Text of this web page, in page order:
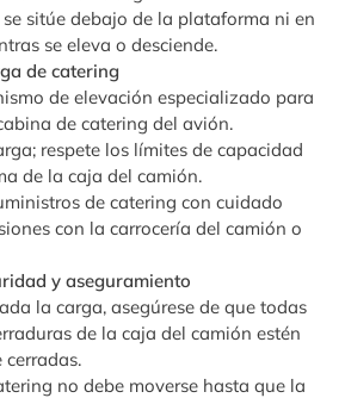
se sitúe debajo de la plataforma ni en
se eleva o desciende.
de catering
de elevación especializado para
de catering del avión.
respete los límites de capacidad
de la caja del camión.
de catering con cuidado
con la carrocería del camión o
y aseguramiento
la carga, asegúrese de que todas
de la caja del camión estén
no debe moverse hasta que la